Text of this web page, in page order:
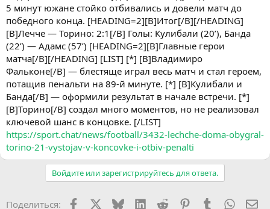
5 минут южане стойко отбивались и довели матч до
победного конца. [HEADING=2][B]Итог[/B][/HEADING]
[B]Лечче — Торино: 2:1[/B] Голы: Кулибали (20’), Банда
(22’) — Адамс (57’) [HEADING=2][B]Главные герои
матча[/B][/HEADING] [LIST] [*] [B]Владимиро
Фальконе[/B] — блестяще играл весь матч и стал героем,
потащив пенальти на 89-й минуте. [*] [B]Кулибали и
Банда[/B] — оформили результат в начале встречи. [*]
[B]Торино[/B] создал много моментов, но не реализовал
ключевой шанс в концовке. [/LIST]
https://sport.chat/news/football/3432-lechche-doma-obygral-
torino-21-vystojav-v-koncovke-i-otbiv-penalti
Войдите или зарегистрируйтесь для ответа.
Поделиться: FacebookX (Twitter)
BlueskyLinkedIn
Reddit PinterestTumblr